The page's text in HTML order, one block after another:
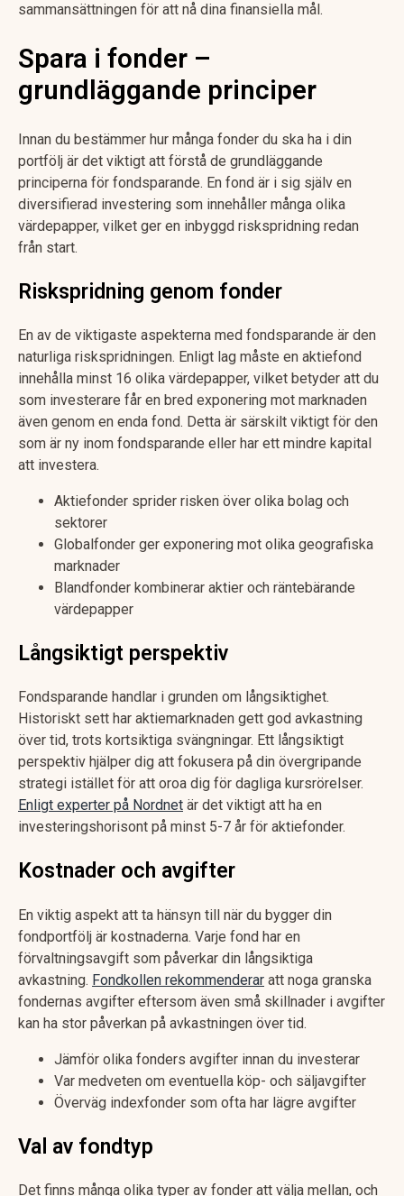
sammansättningen för att nå dina finansiella mål.
Spara i fonder –
grundläggande principer
Innan du bestämmer hur många fonder du ska ha i din
portfölj är det viktigt att förstå de grundläggande
principerna för fondsparande. En fond är i sig själv en
diversifierad investering som innehåller många olika
värdepapper, vilket ger en inbyggd riskspridning redan
från start.
Riskspridning genom fonder
En av de viktigaste aspekterna med fondsparande är den
naturliga riskspridningen. Enligt lag måste en aktiefond
innehålla minst 16 olika värdepapper, vilket betyder att du
som investerare får en bred exponering mot marknaden
även genom en enda fond. Detta är särskilt viktigt för den
som är ny inom fondsparande eller har ett mindre kapital
att investera.
Aktiefonder sprider risken över olika bolag och
sektorer
Globalfonder ger exponering mot olika geografiska
marknader
Blandfonder kombinerar aktier och räntebärande
värdepapper
Långsiktigt perspektiv
Fondsparande handlar i grunden om långsiktighet.
Historiskt sett har aktiemarknaden gett god avkastning
över tid, trots kortsiktiga svängningar. Ett långsiktigt
perspektiv hjälper dig att fokusera på din övergripande
strategi istället för att oroa dig för dagliga kursrörelser.
Enligt experter på Nordnet är det viktigt att ha en
investeringshorisont på minst 5-7 år för aktiefonder.
Kostnader och avgifter
En viktig aspekt att ta hänsyn till när du bygger din
fondportfölj är kostnaderna. Varje fond har en
förvaltningsavgift som påverkar din långsiktiga
avkastning. Fondkollen rekommenderar att noga granska
fondernas avgifter eftersom även små skillnader i avgifter
kan ha stor påverkan på avkastningen över tid.
Jämför olika fonders avgifter innan du investerar
Var medveten om eventuella köp- och säljavgifter
Överväg indexfonder som ofta har lägre avgifter
Val av fondtyp
Det finns många olika typer av fonder att välja mellan, och